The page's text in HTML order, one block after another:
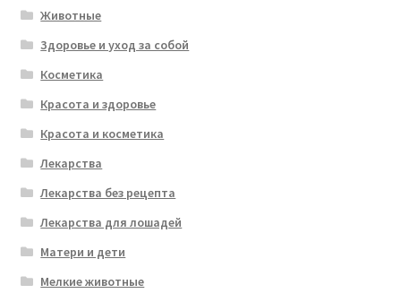
Животные
Здоровье и уход за собой
Косметика
Красота и здоровье
Красота и косметика
Лекарства
Лекарства без рецепта
Лекарства для лошадей
Матери и дети
Мелкие животные